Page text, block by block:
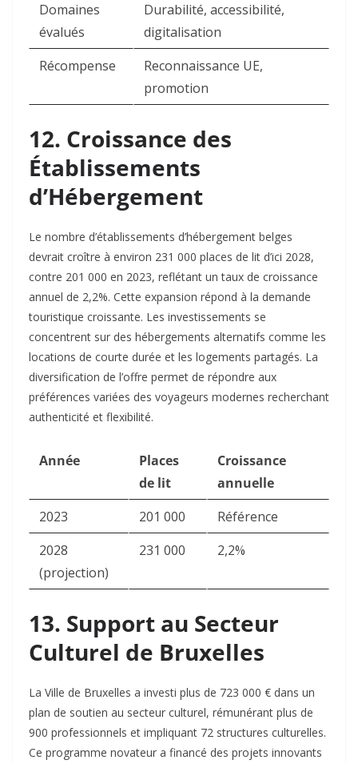
Domaines
évalués
Durabilité, accessibilité,
digitalisation
Récompense
Reconnaissance UE,
promotion
12. Croissance des
Établissements
d’Hébergement
Le nombre d’établissements d’hébergement belges
devrait croître à environ 231 000 places de lit d’ici 2028,
contre 201 000 en 2023, reflétant un taux de croissance
annuel de 2,2%. Cette expansion répond à la demande
touristique croissante. Les investissements se
concentrent sur des hébergements alternatifs comme les
locations de courte durée et les logements partagés. La
diversification de l’offre permet de répondre aux
préférences variées des voyageurs modernes recherchant
authenticité et flexibilité.​
Année
Places
de lit
Croissance
annuelle
2023
201 000
Référence
2028
(projection)
231 000 2,2%
13. Support au Secteur
Culturel de Bruxelles
La Ville de Bruxelles a investi plus de 723 000 € dans un
plan de soutien au secteur culturel, rémunérant plus de
900 professionnels et impliquant 72 structures culturelles.
Ce programme novateur a financé des projets innovants